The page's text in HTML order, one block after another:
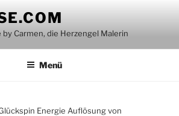
Carmen, die Herzengel Malerin
Menü
Energie Auflösung von